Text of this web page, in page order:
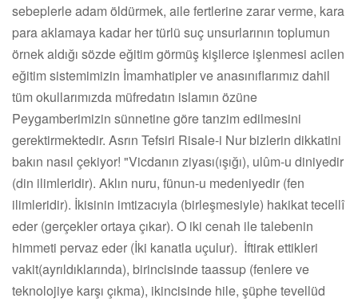
sebeplerle adam öldürmek, aile fertlerine zarar verme, kara
para aklamaya kadar her türlü suç unsurlarının toplumun
örnek aldığı sözde eğitim görmüş kişilerce işlenmesi acilen
eğitim sistemimizin İmamhatipler ve anasınıflarımız dahil
tüm okullarımızda müfredatın islamın özüne
Peygamberimizin sünnetine göre tanzim edilmesini
gerektirmektedir. Asrın Tefsiri Risale-i Nur bizlerin dikkatini
bakın nasıl çekiyor! "Vicdanın ziyası(ışığı), ulûm-u diniyedir
(din ilimleridir). Aklın nuru, fünun-u medeniyedir (fen
ilimleridir). İkisinin imtizacıyla (birleşmesiyle) hakikat tecellî
eder (gerçekler ortaya çıkar). O iki cenah ile talebenin
himmeti pervaz eder (İki kanatla uçulur). İftirak ettikleri
vakit(ayrıldıklarında), birincisinde taassup (fenlere ve
teknolojiye karşı çıkma), ikincisinde hile, şüphe tevellüd